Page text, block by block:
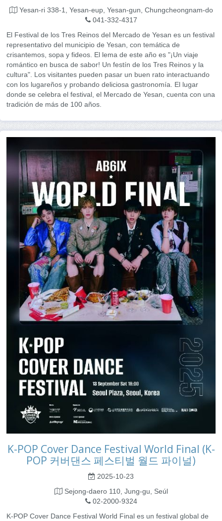
Yesan-ri 338-1, Yesan-eup, Yesan-gun, Chungcheongnam-do
041-332-4317
El Festival de los Tres Reinos del Mercado de Yesan es un festival
representativo del municipio de Yesan, con temática de
crisantemos, sopa y fideos. El lema de este año es "¡Un viaje
romántico en busca de sabor! Un festín de los Tres Reinos y la
cultura". Los visitantes pueden pasar un buen rato interactuando
con los lugareños y probando deliciosa gastronomía. El lugar
donde se celebra el festival, el Mercado de Yesan, cuenta con una
tradición de más de 100 años.
K-POP Cover Dance Festival World Final (K-
POP 커버댄스 페스티벌 월드 파이널)
2025-10-23
Sejong-daero 110, Jung-gu, Seúl
02-2000-9324
K-POP Cover Dance Festival World Final es un festival global de